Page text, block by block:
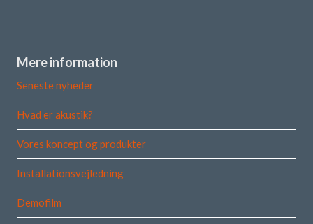
Mere information
Seneste nyheder
Hvad er akustik?
Vores koncept og produkter
Installationsvejledning
Demofilm